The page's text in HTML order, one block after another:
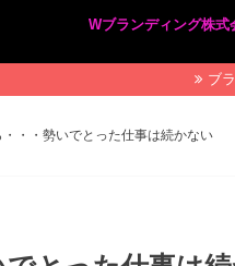
Wブランディング株式
プライバシーポリシー
特定商取引法に基づく表
ブ
・・・勢いでとった仕事は続かない